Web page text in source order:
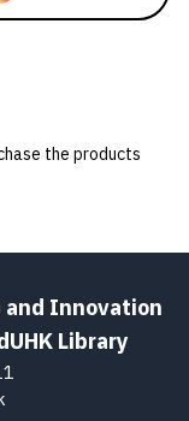
the products
and Innovation
Library